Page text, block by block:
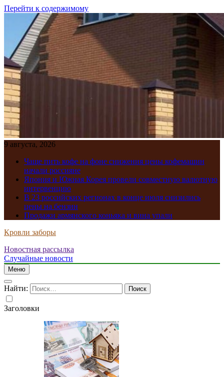
Перейти к содержимому
9 августа, 2026
Чаще пить кофе на фоне снижения цены кофемашин
начали россияне
Япония и Южная Корея провели совместную валютную
интервенцию
В 23 российских регионах в конце июля снизились
цены на бензин
Продажи армянского коньяка и вина упали
Кровли заборы
Новостная рассылка
Случайные новости
Меню
Найти:
Заголовки